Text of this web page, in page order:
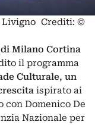
Livigno Crediti: ©
Milano Cortina
il programma
Culturale, un
ispirato ai
con Domenico De
Nazionale per